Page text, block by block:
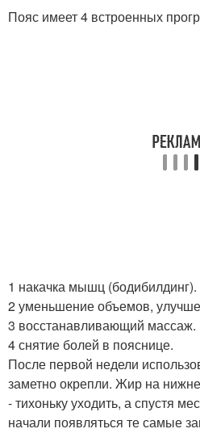
Пояс имеет 4 встроенных
1 накачка мышц (бодибилдинг).
2 уменьшение объемов,
3 восстанавливающий массаж.
4 снятие болей в пояснице.
После первой недели
заметно окрепли. Жир на
- тихоньку уходить, а спустя
начали появляться те самые